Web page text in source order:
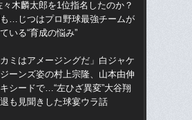
々木麟太郎を1位指名したのか？
…じつはプロ野球最強チームが
いる“育成の悩み”
カミはアメージングだ」白ジャケ
ーンズ姿の村上宗隆、山本由伸
シードで…“左ひざ異変”大谷翔
も見聞きした球宴ウラ話